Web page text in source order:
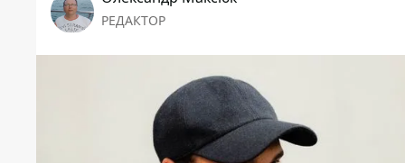
РЕДАКТОР